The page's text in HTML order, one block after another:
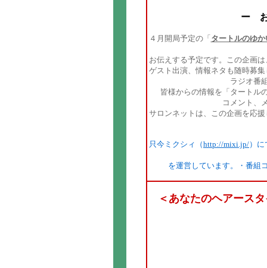
ー
４月開局予定の「 タートルのゆ
お伝えする予定です。この企画
ゲスト出演、情報ネタも随時募
ラジオ番
皆様からの情報を「タートル
コメント、
サロンネットは、この企画を応
只今ミクシィ（http://mixi.jp/）
を運営しています。・番組
＜あなたのヘアース